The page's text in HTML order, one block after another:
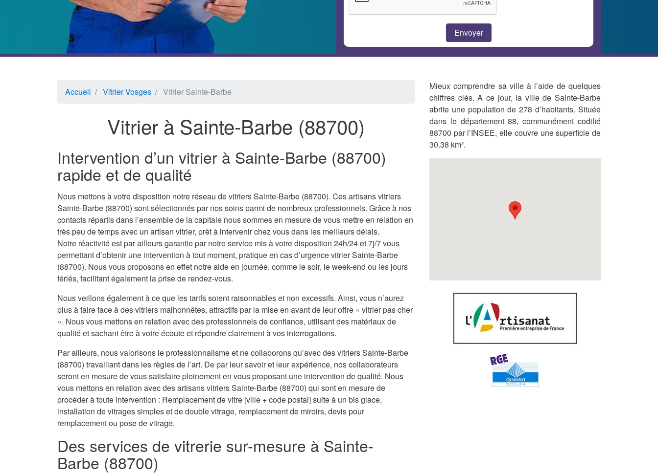
Accueil Vitrier Vosges Vitrier Sainte-Barbe
Vitrier à Sainte-Barbe (88700)
Intervention d’un vitrier à Sainte-Barbe (88700)
rapide et de qualité
Nous mettons à votre disposition notre réseau de vitriers Sainte-Barbe (88700). Ces artisans vitriers
Sainte-Barbe (88700) sont sélectionnés par nos soins parmi de nombreux professionnels. Grâce à nos
contacts répartis dans l’ensemble de la capitale nous sommes en mesure de vous mettre en relation en
très peu de temps avec un artisan vitrier, prêt à intervenir chez vous dans les meilleurs délais.
Notre réactivité est par ailleurs garantie par notre service mis à votre disposition 24h/24 et 7j/7 vous
permettant d’obtenir une intervention à tout moment, pratique en cas d’urgence vitrier Sainte-Barbe
(88700). Nous vous proposons en effet notre aide en journée, comme le soir, le week-end ou les jours
fériés, facilitant également la prise de rendez-vous.
Nous veillons également à ce que les tarifs soient raisonnables et non excessifs. Ainsi, vous n’aurez
plus à faire face à des vitriers malhonnêtes, attractifs par la mise en avant de leur offre « vitrier pas cher
». Nous vous mettons en relation avec des professionnels de confiance, utilisant des matériaux de
qualité et sachant être à votre écoute et répondre clairement à vos interrogations.
Par ailleurs, nous valorisons le professionnalisme et ne collaborons qu’avec des vitriers Sainte-Barbe
(88700) travaillant dans les règles de l’art. De par leur savoir et leur expérience, nos collaborateurs
seront en mesure de vous satisfaire pleinement en vous proposant une intervention de qualité. Nous
vous mettons en relation avec des artisans vitriers Sainte-Barbe (88700) qui sont en mesure de
procéder à toute intervention : Remplacement de vitre [ville + code postal] suite à un bis glace,
installation de vitrages simples et de double vitrage, remplacement de miroirs, devis pour
remplacement ou pose de vitrage.
Des services de vitrerie sur-mesure à Sainte-
Barbe (88700)
Mieux comprendre sa ville à l’aide de quelques
chiffres clés. A ce jour, la ville de Sainte-Barbe
abrite une population de 278 d’habitants. Située
dans le département 88, communément codifié
88700 par l’INSEE, elle couvre une superficie de
30.38 km².